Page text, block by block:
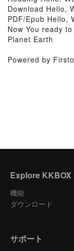
Download Hello,
PDF/Epub Hello,
Now You ready
Planet Earth
Powered by
Explore KKBOX
機能
ダウンロード
サポート